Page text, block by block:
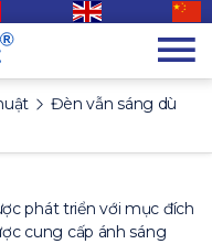
Đèn vẫn sáng dù
phát triển với mục đích
cung cấp ánh sáng